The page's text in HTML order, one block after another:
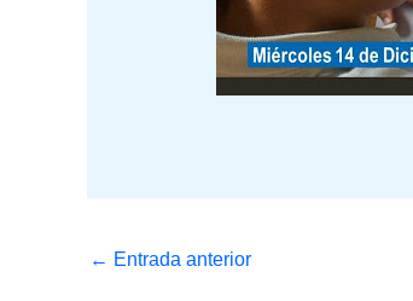
← Entrada anterior